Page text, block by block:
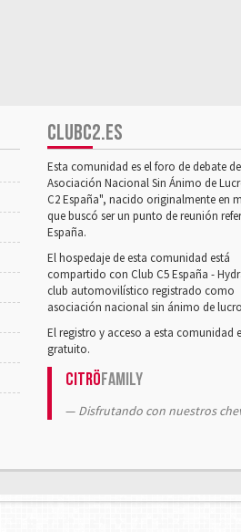
CLUBC2.ES
Esta comunidad es el foro de debate
Asociación Nacional Sin Ánimo de
C2 España", nacido originalmente en
que buscó ser un punto de reunión
España.
El hospedaje de esta comunidad está
compartido con Club C5 España -
club automovilístico registrado como
asociación nacional sin ánimo de
El registro y acceso a esta comunidad
gratuito.
CitröFamily
Disfrutando con nuestros